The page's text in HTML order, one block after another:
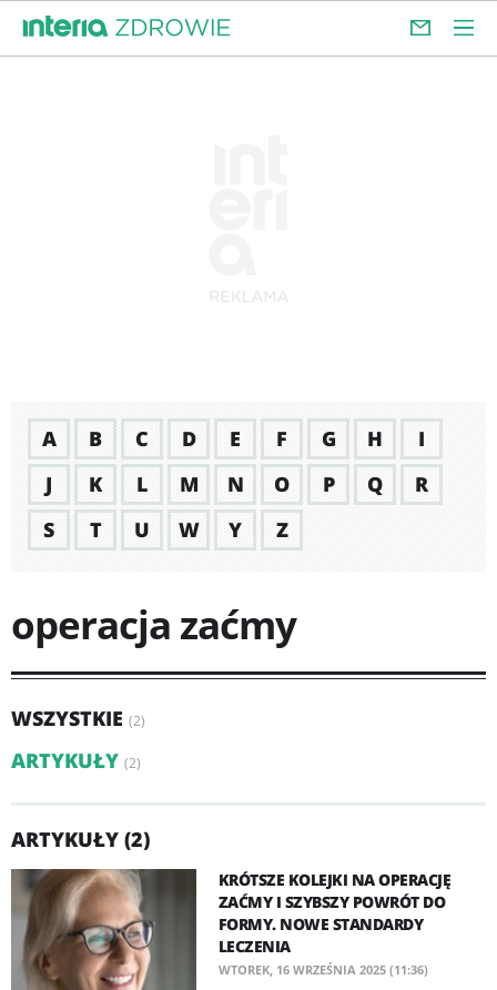
A B C D E F G H
I
J
K L M N O P Q
R
S
T U W Y Z
operacja zaćmy
WSZYSTKIE (2)
ARTYKUŁY (2)
ARTYKUŁY (2)
KRÓTSZE KOLEJKI NA OPERACJĘ
ZAĆMY I SZYBSZY POWRÓT DO
FORMY. NOWE STANDARDY
LECZENIA
WTOREK, 16 WRZEŚNIA 2025 (11:36)